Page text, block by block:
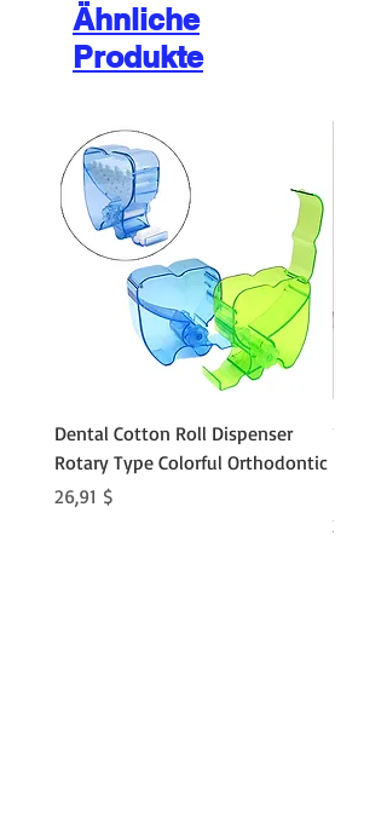
Ähnliche
Produkte
Dental Cotton Roll Dispenser
Rotary Type Colorful Orthodontic
Preis
26,91 $
Preis
21,86 $